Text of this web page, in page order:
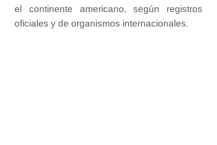
el continente americano, según registros
oficiales y de organismos internacionales.